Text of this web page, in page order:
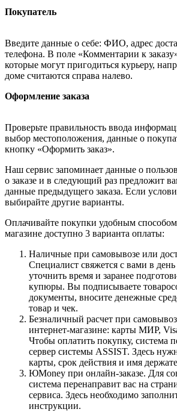
Покупатель
Введите данные о себе: ФИО, адрес
телефона. В поле «Комментарии к
которые могут пригодиться курьеру,
доме считаются справа налево.
Оформление заказа
Проверьте правильность ввода
выбор местоположения, данные о
кнопку «Оформить заказ».
Наш сервис запоминает данные о
о заказе и в следующий раз предложит
данные предыдущего заказа. Если
выбирайте другие варианты.
Оплачивайте покупки удобным
магазине доступно 3 варианта оплаты:
Наличные при самовывозе или
Специалист свяжется с вами в
уточнить время и заранее
купюры. Вы подписываете
документы, вносите денежные
товар и чек.
Безналичный расчет при
интернет-магазине: карты МИР,
Чтобы оплатить покупку, система
сервер системы ASSIST. Здесь
карты, срок действия и имя
ЮMoney при онлайн-заказе. Для
система перенаправит вас на
сервиса. Здесь необходимо
инструкции.